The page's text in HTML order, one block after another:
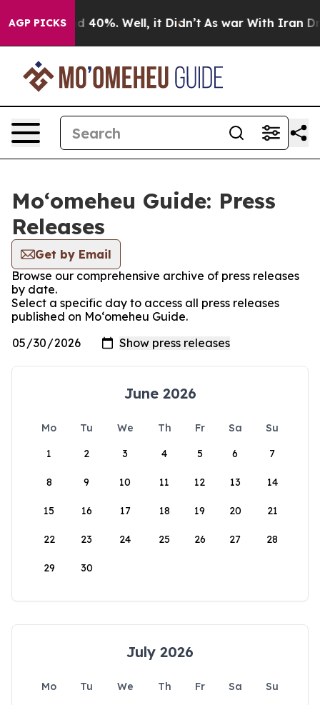
AGP PICKS
Around 40%. Well, it Didn’t As war With Iran
Moʻomeheu Guide: Press
Releases
Get by Email
Browse our comprehensive archive of press releases
by date.
Select a specific day to access all press releases
published on Moʻomeheu Guide.
June 2026
Mo Tu We Th Fr Sa
Su
1
2 3 4 5 6 7
8 9 10 11 12 13 14
15 16 17 18 19 20 21
22 23 24 25 26 27 28
29 30
July 2026
Mo Tu We Th Fr Sa
Su